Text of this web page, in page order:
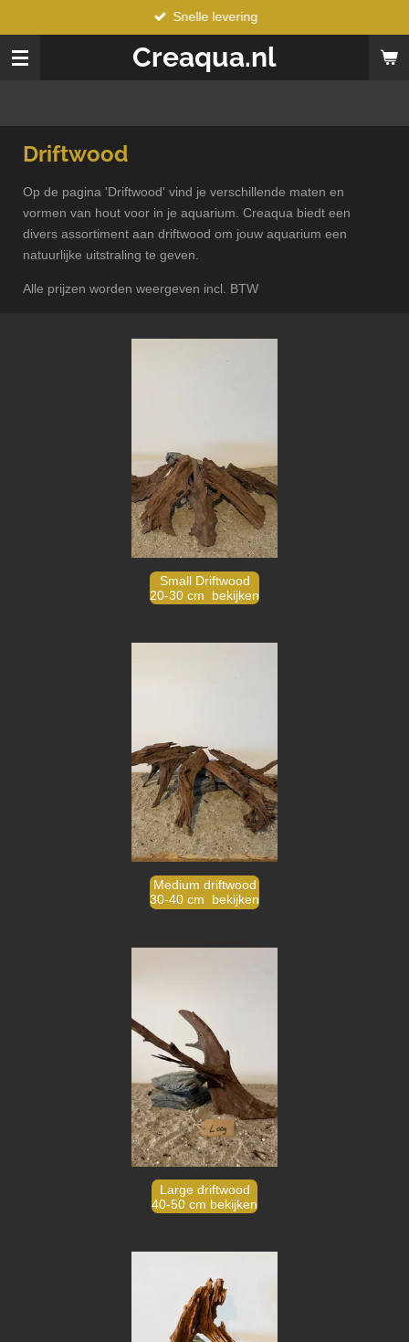
direct
naar
Creaqua.nl
Snelle levering
Driftwood
Op de pagina 'Driftwood' vind je verschillende maten en
vormen van hout voor in je aquarium. Creaqua biedt een
divers assortiment aan driftwood om jouw aquarium een
natuurlijke uitstraling te geven.
Alle prijzen worden weergeven incl. BTW
Small Driftwood
20-30 cm bekijken
Medium driftwood
30-40 cm bekijken
Large driftwood
40-50 cm bekijken